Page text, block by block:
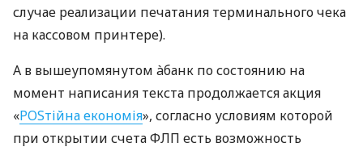
случае реализации печатания терминального чека
на кассовом принтере).
А в вышеупомянутом àбанк по состоянию на
момент написания текста продолжается акция
«POSтійна економія», согласно условиям которой
при открытии счета ФЛП есть возможность